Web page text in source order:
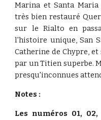
Marina et Santa
très bien restauré
sur le Rialto en
l'histoire unique, San
Catherine de Chypre,
par un Titien superbe.
presqu'inconnues
Notes :
Les numéros 01,